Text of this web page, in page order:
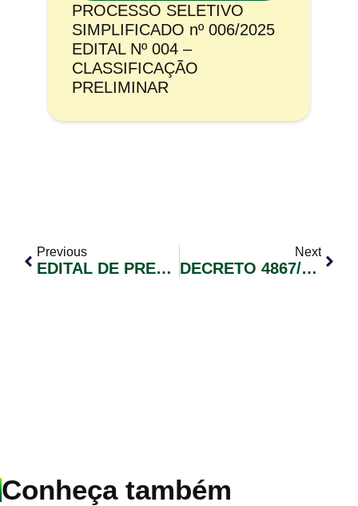
PROCESSO SELETIVO
SIMPLIFICADO nº 006/2025
EDITAL Nº 004 –
CLASSIFICAÇÃO
PRELIMINAR
Previous
EDITAL DE PREGÃO ELETRÔNICO Nº 009/2020
Next
DECRETO 4867/2020
Conheça também